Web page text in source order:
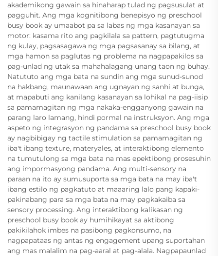
akademikong gawain sa hinaharap tulad ng pagsusulat at
pagguhit. Ang mga kognitibong benepisyo ng preschool
busy book ay umaabot pa sa labas ng mga kasanayan sa
motor: kasama rito ang pagkilala sa pattern, pagtutugma
ng kulay, pagsasagawa ng mga pagsasanay sa bilang, at
mga hamon sa paglutas ng problema na nagpapakilos sa
pag-unlad ng utak sa mahahalagang unang taon ng buhay.
Natututo ang mga bata na sundin ang mga sunud-sunod
na hakbang, maunawaan ang ugnayan ng sanhi at bunga,
at mapabuti ang kanilang kasanayan sa lohikal na pag-iisip
sa pamamagitan ng mga nakaka-engganyong gawain na
parang laro lamang, hindi pormal na instruksyon. Ang mga
aspeto ng integrasyon ng pandama sa preschool busy book
ay nagbibigay ng tactile stimulation sa pamamagitan ng
iba't ibang texture, materyales, at interaktibong elemento
na tumutulong sa mga bata na mas epektibong prosesuhin
ang impormasyong pandama. Ang multi-sensory na
paraan na ito ay sumusuporta sa mga bata na may iba't
ibang estilo ng pagkatuto at maaaring lalo pang kapaki-
pakinabang para sa mga bata na may pagkakaiba sa
sensory processing. Ang interaktibong kalikasan ng
preschool busy book ay humihikayat sa aktibong
pakikilahok imbes na pasibong pagkonsumo, na
nagpapataas ng antas ng engagement upang suportahan
ang mas malalim na pag-aaral at pag-alala. Nagpapaunlad